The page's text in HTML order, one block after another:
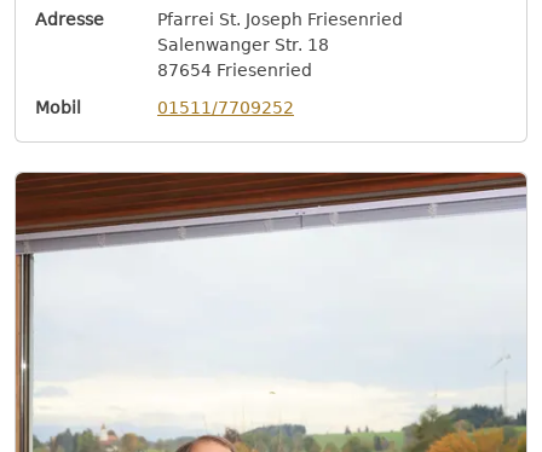
Adresse
Pfarrei St. Joseph Friesenried
Salenwanger Str. 18
87654 Friesenried
Mobil
01511/7709252